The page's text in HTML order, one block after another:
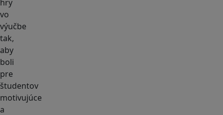
hry
vo
výučbe
tak,
aby
boli
pre
študentov
motivujúce
a